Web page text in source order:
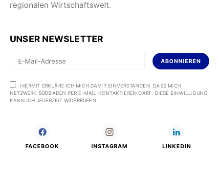
regionalen Wirtschaftswelt.
UNSER NEWSLETTER
ABONNIEREN
HIERMIT ERKLÄRE ICH MICH DAMIT EINVERSTANDEN, DASS MICH
NETZWERK SÜDBADEN PER E-MAIL KONTAKTIEREN DARF. DIESE EINWILLIGUNG
KANN ICH JEDERZEIT WIDERRUFEN.
FACEBOOK INSTAGRAM LINKEDIN